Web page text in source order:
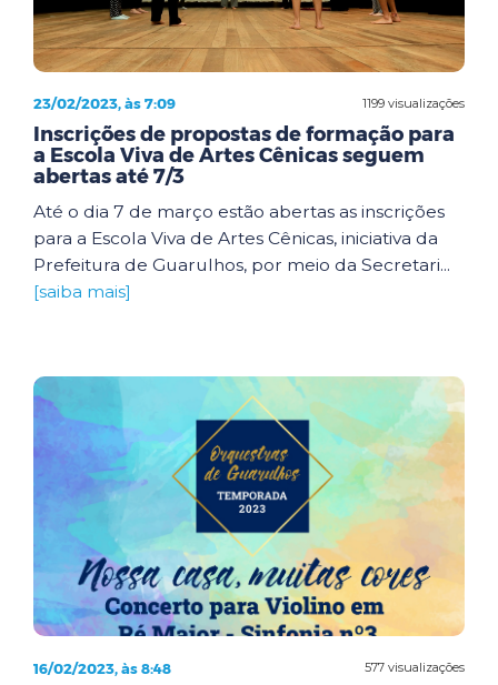
1199 visualizações
23/02/2023, às 7:09
Inscrições de propostas de formação para
a Escola Viva de Artes Cênicas seguem
abertas até 7/3
Até o dia 7 de março estão abertas as inscrições
para a Escola Viva de Artes Cênicas, iniciativa da
Prefeitura de Guarulhos, por meio da Secretari...
[saiba mais]
577 visualizações
16/02/2023, às 8:48